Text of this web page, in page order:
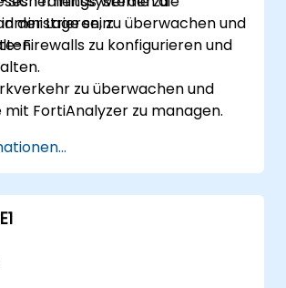
zu überwachen und
der Lage sein:
Firewalls zu konfigurieren und
zu überwachen und
FortiAnalyzer zu managen.
durch FortiManager zu
Wartungsstrategien
und Netzwerkprobleme zu